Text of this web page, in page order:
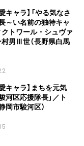
キャラ】「やる気なさ
～い名前の独特キャ
トワール・シュヴァ
男Ⅲ世（長野県白馬
キャラ】まちを元気
河区応援隊長」／ト
岡市駿河区）